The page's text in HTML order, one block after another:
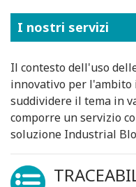
I nostri servizi
Il contesto dell'uso
innovativo per l'ambito
suddividere il tema in
comporre un servizio
soluzione Industrial